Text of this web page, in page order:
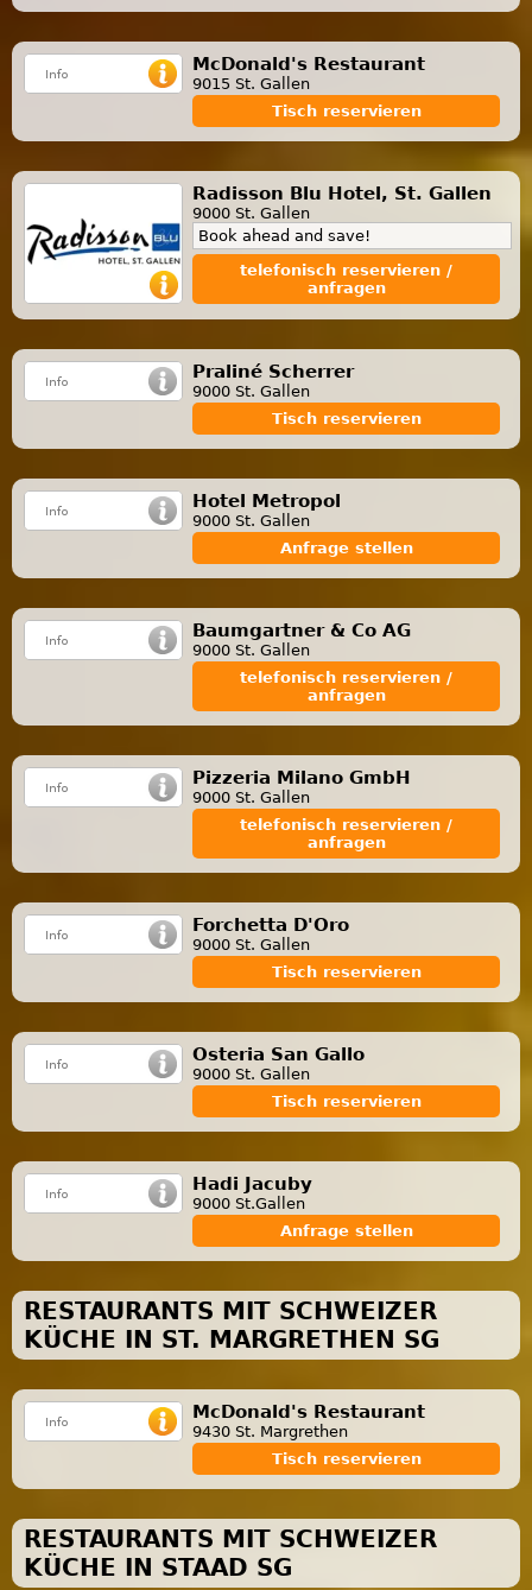
McDonald's Restaurant
9015 St. Gallen
Tisch reservieren
Radisson Blu Hotel, St. Gallen
9000 St. Gallen
Book ahead and save!
telefonisch reservieren /
anfragen
Praliné Scherrer
9000 St. Gallen
Tisch reservieren
Hotel Metropol
9000 St. Gallen
Anfrage stellen
Baumgartner & Co AG
9000 St. Gallen
telefonisch reservieren /
anfragen
Pizzeria Milano GmbH
9000 St. Gallen
telefonisch reservieren /
anfragen
Forchetta D'Oro
9000 St. Gallen
Tisch reservieren
Osteria San Gallo
9000 St. Gallen
Tisch reservieren
Hadi Jacuby
9000 St.Gallen
Anfrage stellen
RESTAURANTS MIT SCHWEIZER
KÜCHE IN ST. MARGRETHEN SG
McDonald's Restaurant
9430 St. Margrethen
Tisch reservieren
RESTAURANTS MIT SCHWEIZER
KÜCHE IN STAAD SG